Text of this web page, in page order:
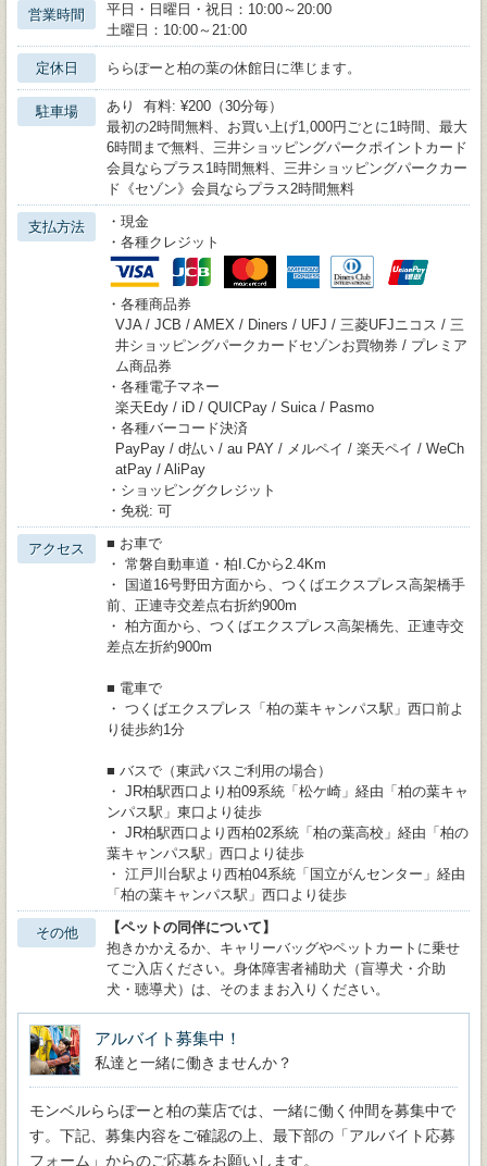
営業時間
平日・日曜日・祝日：10:00～20:00
土曜日：10:00～21:00
定休日 ららぽーと柏の葉の休館日に準じます。
駐車場
あり 有料: ¥200（30分毎）
最初の2時間無料、お買い上げ1,000円ごとに1時間、最大
6時間まで無料、三井ショッピングパークポイントカード
会員ならプラス1時間無料、三井ショッピングパークカー
ド《セゾン》会員ならプラス2時間無料
支払方法
・現金
・各種クレジット
・各種商品券
VJA / JCB / AMEX / Diners / UFJ / 三菱UFJニコス / 三
井ショッピングパークカードセゾンお買物券 / プレミア
ム商品券
・各種電子マネー
楽天Edy / iD / QUICPay / Suica / Pasmo
・各種バーコード決済
PayPay / d払い / au PAY / メルペイ / 楽天ペイ / WeCh
atPay / AliPay
・ショッピングクレジット
・免税: 可
アクセス
■ お車で
・ 常磐自動車道・柏I.Cから2.4Km
・ 国道16号野田方面から、つくばエクスプレス高架橋手
前、正連寺交差点右折約900m
・ 柏方面から、つくばエクスプレス高架橋先、正連寺交
差点左折約900m
■ 電車で
・ つくばエクスプレス「柏の葉キャンパス駅」西口前よ
り徒歩約1分
■ バスで（東武バスご利用の場合）
・ JR柏駅西口より柏09系統「松ケ崎」経由「柏の葉キャ
ンパス駅」東口より徒歩
・ JR柏駅西口より西柏02系統「柏の葉高校」経由「柏の
葉キャンパス駅」西口より徒歩
・ 江戸川台駅より西柏04系統「国立がんセンター」経由
「柏の葉キャンパス駅」西口より徒歩
その他
【ペットの同伴について】
抱きかかえるか、キャリーバッグやペットカートに乗せ
てご入店ください。身体障害者補助犬（盲導犬・介助
犬・聴導犬）は、そのままお入りください。
アルバイト募集中！
私達と一緒に働きませんか？
モンベルららぽーと柏の葉店では、一緒に働く仲間を募集中で
す。下記、募集内容をご確認の上、最下部の「アルバイト応募
フォーム」からのご応募をお願いします。